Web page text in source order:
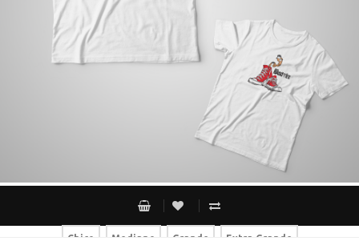
Chico Mediano Grande Extra Grande